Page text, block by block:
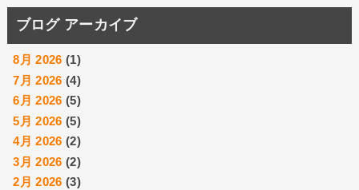
ブログ アーカイブ
8月 2026 (1)
7月 2026 (4)
6月 2026 (5)
5月 2026 (5)
4月 2026 (2)
3月 2026 (2)
2月 2026 (3)